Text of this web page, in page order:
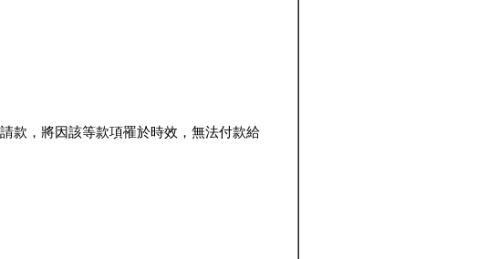
款，將因該等款項罹於時效，無法付款給